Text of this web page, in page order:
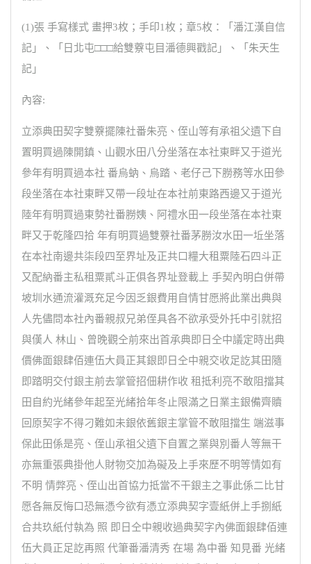
(1)張 手寫樣式 畫押3枚；手印1枚；章5枚：「潘江漢自信
記」、「日北屯□□□給雙藔屯目潘德興戳記」、「朱天生
記」
內容:
立添典田契字雙藔擺陳社番朱亮、侄山等有承祖父遺下自
置明買過陳開鎮、山觀水田八分坐落在本社東畔又于道光
參年有明買過本社 番烏蚋、烏踏、老仔己下朥務等水田參
段坐落在本社東畔又帶一段址在本社前東路西邊又于道光
陸年有明買過東勢社番朥姨、阿禮水田一段坐落在本社東
畔又于乾隆四拾 年有明買過雙藔社番茅朥汝水田一坵坐落
在本社南邊共柒段四至界址及正共口糧大租粟陸石四斗正
又配納番主私租粟貳斗正俱各界址登載上 手契內明白併帶
坡圳水通流灌溉充足今因乏銀費用自情甘愿將此業出典與
人先儘問本社內番親叔兄弟侄具各不欲承受外托中引就招
與傼人 林山、曾晚觀仝前來出首承典即日仝中議定時出典
價佛面銀肆佰連伍大員正其銀即日仝中親交收足訖其田隨
即踏明交付銀主前去掌管招佃耕作收 租抵利亮不敢阻擋其
田自約光緒參年起至光緒拾年冬止限滿之日業主銀備齊贖
回原契字不得刁難如未銀依舊銀主掌管不敢阻擋生 端滋事
保此田係是亮、侄山承祖父遺下自置之業與別番人等無干
亦無重張典掛他人財物交加為礙及上手來歷不明等情如有
不明 情弊亮、侄山出首協力抵當不干銀主之事此係二比甘
愿各無反悔口恐無憑今欲有憑立添典契字壹紙併上手捌紙
合共玖紙付執為 照 即日仝中親收過典契字內佛面銀肆佰連
伍大員正足訖再照 代筆番潘清秀 在場 為中番 知見番 光緒